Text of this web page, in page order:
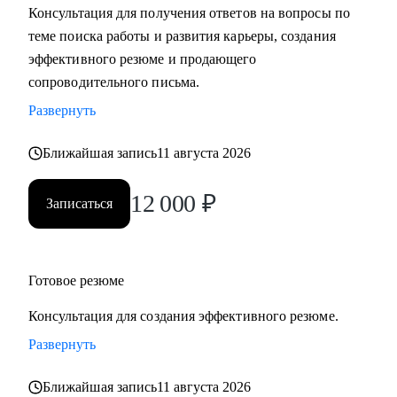
С чем помогу:
• Разработать карьерную стратегию и план перехода в IT из
других сфер.
• Определить, какие из имеющихся навыков можно
смены вектора.
• Правильно преподнести текущий опыт как в резюме, так
и в самопрезентации на интервью.
• Разобраться в рынке IT и его трендах.
Кому могу помочь:
в направлениях: Разработка, Тестирование, Техническая
поддержка, Прикладное и системное администрирование,
Системная аналитика
Консультация для получения ответов на вопросы по
теме поиска работы и развития карьеры, создания
эффективного резюме и продающего
сопроводительного письма.
Развернуть
Ближайшая запись11 августа 2026
Записаться 12 000 ₽
Готовое резюме
Консультация для создания эффективного резюме.
Развернуть
Ближайшая запись11 августа 2026